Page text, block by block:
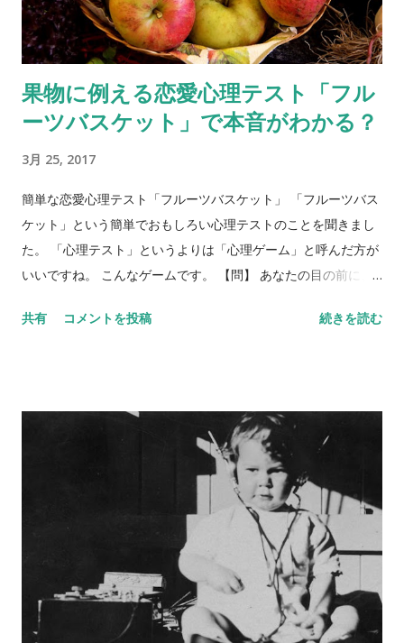
果物に例える恋愛心理テスト「フル
ーツバスケット」で本音がわかる？
3月 25, 2017
簡単な恋愛心理テスト「フルーツバスケット」 「フルーツバス
ケット」という簡単でおもしろい心理テストのことを聞きまし
た。 「心理テスト」というよりは「心理ゲーム」と呼んだ方が
いいですね。 こんなゲームです。 【問】 あなたの目の前に、
ナナ、ぶどう、みかん、イチゴ、キウイが入っています。5種類
共有 コメントを投稿 続きを読む